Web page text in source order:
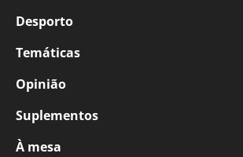
Desporto
Temáticas
Opinião
Suplementos
À mesa